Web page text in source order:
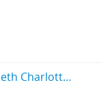
[Excerpter ur drottning Hedvig Elisabeth Charlottas brev m.m.]